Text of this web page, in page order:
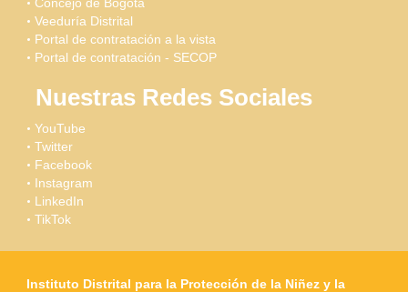
Veeduría Distrital
Portal de contratación a la vista
Portal de contratación - SECOP
Nuestras Redes Sociales
YouTube
Twitter
Facebook
Instagram
LinkedIn
TikTok
Instituto Distrital para la Protección de la Niñez y la